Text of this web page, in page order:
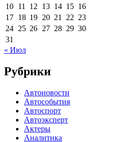
10 11 12 13 14 15 16
17 18 19 20 21 22 23
24 25 26 27 28 29 30
31
« Июл
Рубрики
Автоновости
Автособытия
Автоспорт
Автоэксперт
Актеры
Аналитика